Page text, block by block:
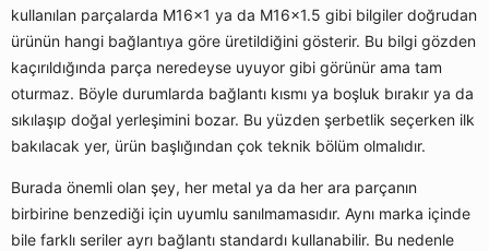
kullanılan parçalarda M16x1 ya da M16x1.5 gibi bilgiler doğrudan
ürünün hangi bağlantıya göre üretildiğini gösterir. Bu bilgi gözden
kaçırıldığında parça neredeyse uyuyor gibi görünür ama tam
oturmaz. Böyle durumlarda bağlantı kısmı ya boşluk bırakır ya da
sıkılaşıp doğal yerleşimini bozar. Bu yüzden şerbetlik seçerken ilk
bakılacak yer, ürün başlığından çok teknik bölüm olmalıdır.
Burada önemli olan şey, her metal ya da her ara parçanın
birbirine benzediği için uyumlu sanılmamasıdır. Aynı marka içinde
bile farklı seriler ayrı bağlantı standardı kullanabilir. Bu nedenle